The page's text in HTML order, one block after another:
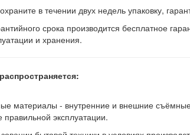
в течении двух недель упаковку,
срока производится бесплатное
и хранения.
материалы - внутренние и внешние
правильной эксплуатации.